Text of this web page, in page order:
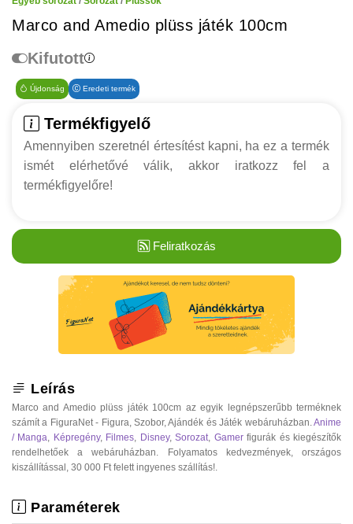
Marco and Amedio plüss játék 100cm
Kifutott
Újdonság Eredeti termék
Termékfigyelő
Amennyiben szeretnél értesítést kapni, ha ez a termék
ismét elérhetővé válik, akkor iratkozz fel a
termékfigyelőre!
Feliratkozás
Leírás
Marco and Amedio plüss játék 100cm az egyik legnépszerűbb terméknek
számít a FiguraNet - Figura, Szobor, Ajándék és Játék webáruházban. Anime
/ Manga
Képregény, Filmes Disney,Sorozat Gamerfigurák és kiegészítők
rendelhetőek a webáruházban. Folyamatos kedvezmények, országos
kiszállítással, 30 000 Ft felett ingyenes szállítás!.
Paraméterek